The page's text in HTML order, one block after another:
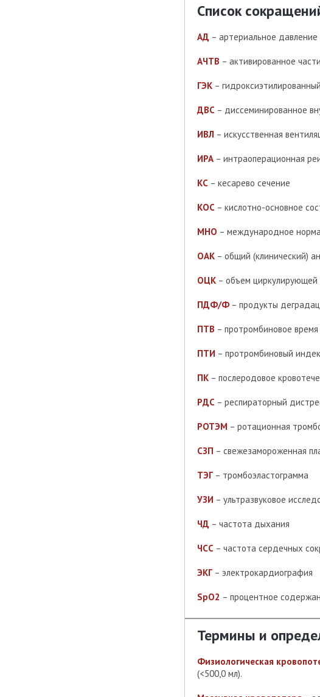
Список
АД – артериальное давление
АЧТВ – активированное
ГЭК –
ДВС – диссеминированное
ИВЛ – искусственная
ИРА – интраоперационная
КС – кесарево сечение
КОС – кислотно-основное
МНО – международное
ОАК – общий (клинический)
ОЦК – объем циркулирующей
ПДФ/Ф – продукты
ПТВ – протромбиновое время
ПТИ – протромбиновый
ПК – послеродовое
РДС – респираторный
РОТЭМ – ротационная
СЗП – свежезамороженная
ТЭГ – тромбоэластограмма
УЗИ – ультразвуковое
ЧД – частота дыхания
ЧСС – частота сердечных
ЭКГ – электрокардиография
SpO2 – процентное
Термины и
Физиологическая
(<500,0 мл).